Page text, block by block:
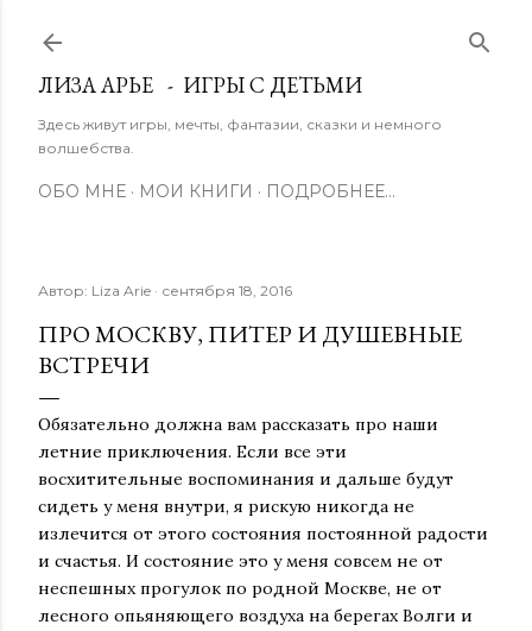
ЛИЗА АРЬЕ - ИГРЫ С ДЕТЬМИ
Здесь живут игры, мечты, фантазии, сказки и немного
волшебства.
ОБО МНЕ МОИ КНИГИ ПОДРОБНЕЕ…
Автор: Liza Arie сентября 18, 2016
ПРО МОСКВУ, ПИТЕР И ДУШЕВНЫЕ
ВСТРЕЧИ
Обязательно должна вам рассказать про наши
летние приключения. Если все эти
восхитительные воспоминания и дальше будут
сидеть у меня внутри, я рискую никогда не
излечится от этого состояния постоянной радости
и счастья. И состояние это у меня совсем не от
неспешных прогулок по родной Москве, не от
лесного опьяняющего воздуха на берегах Волги и